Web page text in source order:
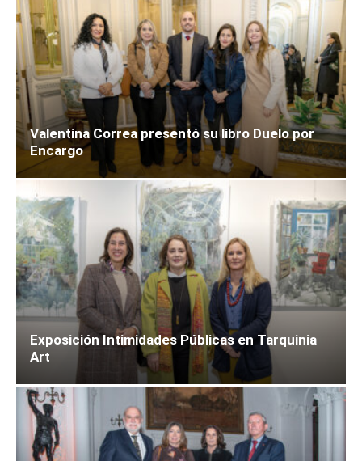
Valentina Correa presentó su libro Duelo por
Encargo
Exposición Intimidades Públicas en Tarquinia
Art